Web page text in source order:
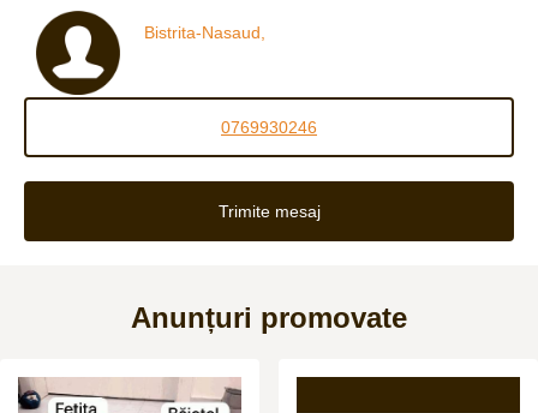
Bistrita-Nasaud,
0769930246
Trimite mesaj
Anunțuri promovate